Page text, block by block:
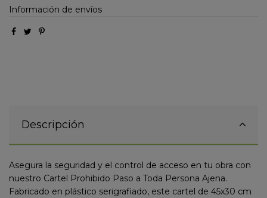
Información de envíos
Descripción
Asegura la seguridad y el control de acceso en tu obra con
nuestro Cartel Prohibido Paso a Toda Persona Ajena.
Fabricado en plástico serigrafiado, este cartel de 45x30 cm